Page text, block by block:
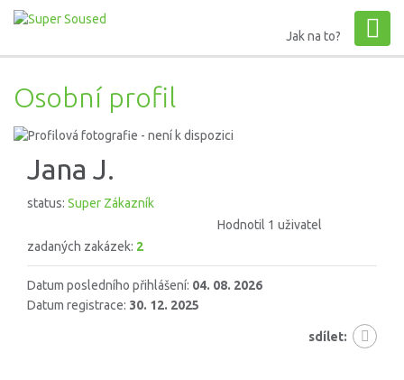
Jak na to?
Osobní profil
Jana J.
status: Super Zákazník
Hodnotil 1 uživatel
zadaných zakázek: 2
Datum posledního přihlášení: 04. 08. 2026
Datum registrace: 30. 12. 2025
sdílet: